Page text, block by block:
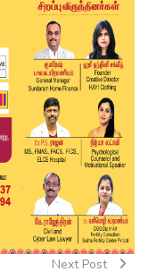
Next Post